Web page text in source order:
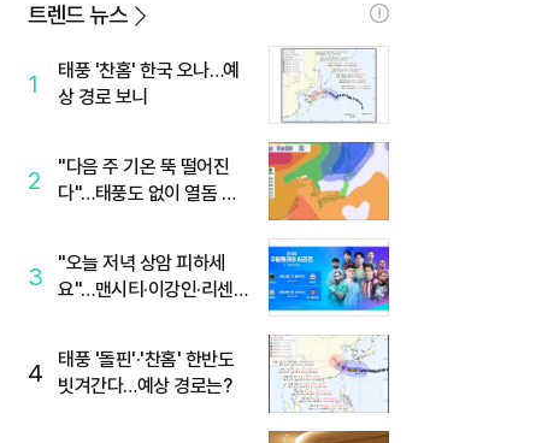
트렌드 뉴스
1
태풍 '찬홈' 한국 오나…예
상 경로 보니
2
"다음 주 기온 뚝 떨어진
다"…태풍도 없이 열돔 박
3
"오늘 저녁 상암 피하세
요"…맨시티·이강인·리센느
4
태풍 '돌핀'·'찬홈' 한반도
빗겨간다…예상 경로는?